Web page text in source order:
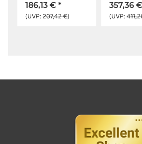
186,13 € *
(UVP:207,42 €)
357,36 €
(UVP: